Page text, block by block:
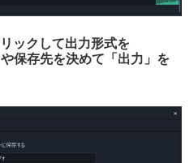
ックして出力形式を
保存先を決めて「出力」を